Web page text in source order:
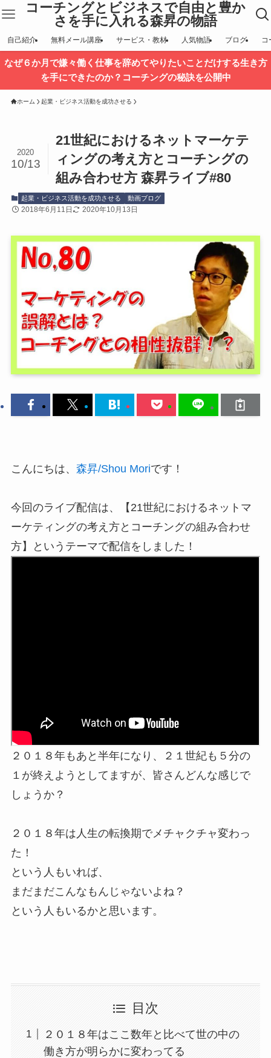
コーチングとビジネスで自由と豊か
さを手に入れる森昇の物語
自己紹介 無料メール講座 サービス・教材 人気物語 ブログ コ
なぜ６か月で嫌々働く仕事を辞めてやりたいことだけする生き方
を手にできたのか？コーチングの秘訣を公開中
ホーム 起業・ビジネス活動を成功させる
21世紀におけるネットマーケテ
ィングの考え方とコーチングの
組み合わせ方 森昇ライブ#80
2020
10/13
起業・ビジネス活動を成功させる 動画ブログ
2018年6月11日 2020年10月13日
こんにちは、 森昇/Shou Moriです！
今回のライブ配信は、【21世紀におけるネットマ
ーケティングの考え方とコーチングの組み合わせ
方】というテーマで配信をしました！
２０１８年もあと半年になり、２１世紀も５分の
１が終えようとしてますが、皆さんどんな感じで
しょうか？
２０１８年は人生の転換期でメチャクチャ変わっ
た！
という人もいれば、
まだまだこんなもんじゃないよね？
という人もいるかと思います。
目次
２０１８年はここ数年と比べて世の中の
働き方が明らかに変わってる